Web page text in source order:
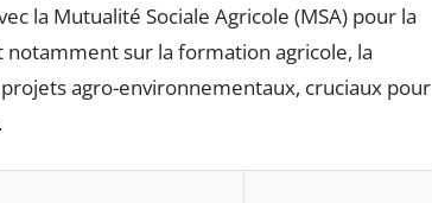
la Mutualité Sociale Agricole (MSA) pour la
notamment sur la formation agricole, la
agro-environnementaux, cruciaux pour